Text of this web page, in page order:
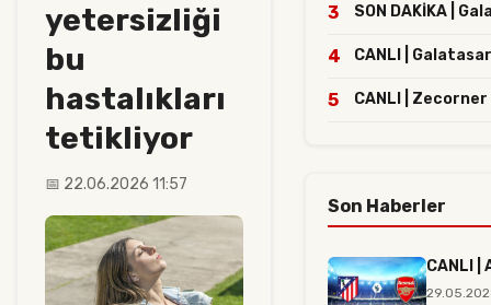
yetersizliği
bu
hastalıkları
tetikliyor
📅 22.06.2026 11:57
3 SON DAKİKA |
4 CANLI |
5 CANLI |
Son Haberler
CANLI |